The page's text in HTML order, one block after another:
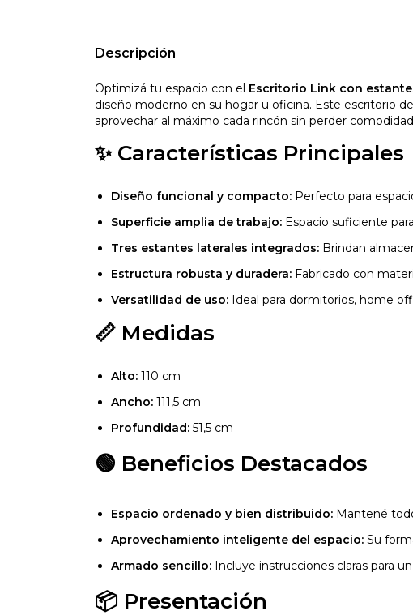
Descripción
Optimizá tu espacio con el Escritorio Link con
diseño moderno en su hogar u oficina. Este escritorio
aprovechar al máximo cada rincón sin perder
✨ Características Principales
Diseño funcional y compacto: Perfecto para
Superficie amplia de trabajo: Espacio suficiente
Tres estantes laterales integrados: Brindan
Estructura robusta y duradera: Fabricado con
Versatilidad de uso: Ideal para dormitorios, home
📏 Medidas
Alto: 110 cm
Ancho: 111,5 cm
Profundidad: 51,5 cm
🟢 Beneficios Destacados
Espacio ordenado y bien distribuido: Mantené
Aprovechamiento inteligente del espacio: Su
Armado sencillo: Incluye instrucciones claras para
📦 Presentación